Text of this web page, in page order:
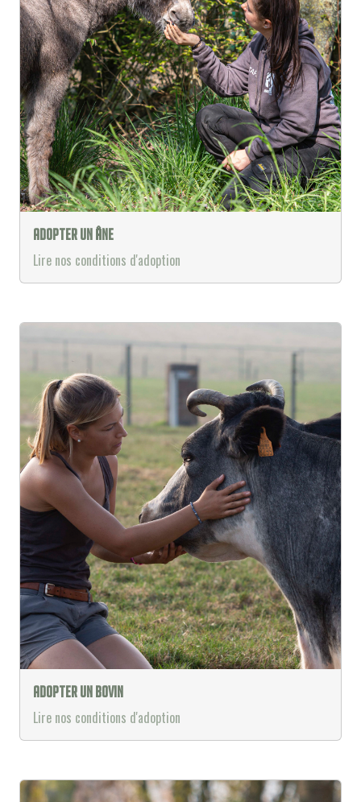
Adopter un âne
Lire nos conditions d'adoption
Adopter un bovin
Lire nos conditions d'adoption